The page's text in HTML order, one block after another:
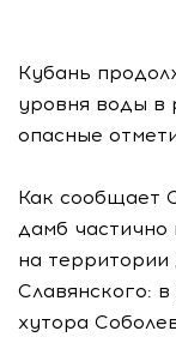
Кубань
уровня воды в
опасные
Как сообщает
дамб
на
Славянского:
хутора